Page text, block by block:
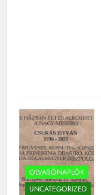
OLVASÓNAPLÓK
UNCATEGORIZED